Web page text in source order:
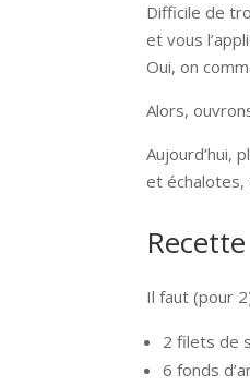
Difficile de
et vous
Oui, on
Alors,
Aujourd’hui,
et échalotes,
Recette
Il faut (pour
2 filets de
6 fonds